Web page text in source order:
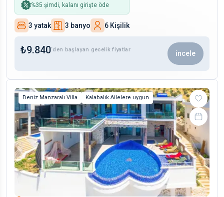
%35 şimdi, kalanı girişte öde
3 yatak 3 banyo 6 Kişilik
₺9.840‘den başlayan gecelik fiyatlar incele
Deniz Manzaralı Villa Kalabalık Ailelere uygun